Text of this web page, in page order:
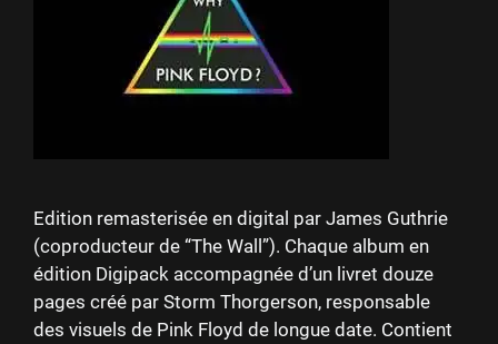
Edition remasterisée en digital par James Guthrie
(coproducteur de “The Wall”). Chaque album en
édition Digipack accompagnée d’un livret douze
pages créé par Storm Thorgerson, responsable
des visuels de Pink Floyd de longue date. Contient